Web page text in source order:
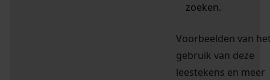
zoeken.
Voorbeelden van
gebruik van deze
leestekens en meer